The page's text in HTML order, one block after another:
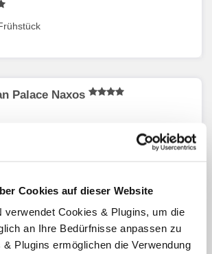
Cookies auf dieser Website
verwendet Cookies & Plugins, um die
an Ihre Bedürfnisse anpassen zu
& Plugins ermöglichen die Verwendung
Palace Naxos
Lage sind Tavernen, Cafés und
Verbindungen nach Naxos-
sich in der Nähe, sodass sich die
erkunden lässt.